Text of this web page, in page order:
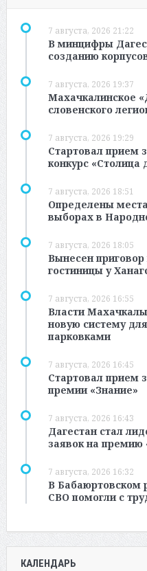
7 августа, 2026 21:22
В минцифры
созданию
7 августа, 2026 19:37
Махачкалинское
словенского
7 августа, 2026 19:29
Стартовал прием
конкурс «Столица
7 августа, 2026 18:51
Определены
выборах в
7 августа, 2026 18:05
Вынесен приговор
гостиницы у
7 августа, 2026 16:55
Власти
новую систему
парковками
7 августа, 2026 16:45
Стартовал прием
премии «Знание»
7 августа, 2026 16:43
Дагестан стал
заявок на премию
7 августа, 2026 16:32
В Бабаюртовском
СВО помогли с
КАЛЕНДАРЬ